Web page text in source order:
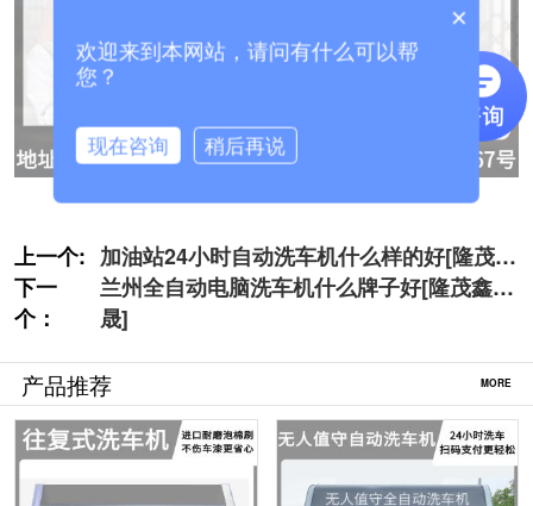
上一个: 加油站24小时自动洗车机什么样的好[隆茂鑫
晟]
下一
个：
兰州全自动电脑洗车机什么牌子好[隆茂鑫
晟]
产品推荐 MORE
×
欢迎来到本网站，请问有什么可以帮
您？
现在咨询 稍后再说